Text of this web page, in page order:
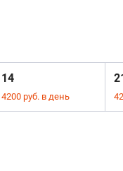
14
4200 руб. в день